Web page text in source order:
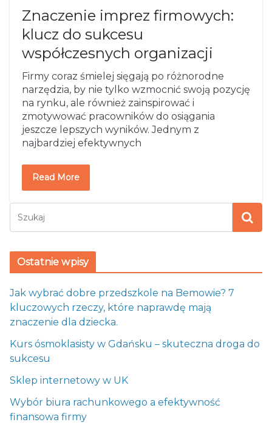
Znaczenie imprez firmowych:
klucz do sukcesu
współczesnych organizacji
Firmy coraz śmielej sięgają po różnorodne
narzędzia, by nie tylko wzmocnić swoją pozycję
na rynku, ale również zainspirować i
zmotywować pracowników do osiągania
jeszcze lepszych wyników. Jednym z
najbardziej efektywnych
Read More
Ostatnie wpisy
Jak wybrać dobre przedszkole na Bemowie? 7
kluczowych rzeczy, które naprawdę mają
znaczenie dla dziecka.
Kurs ósmoklasisty w Gdańsku – skuteczna droga do
sukcesu
Sklep internetowy w UK
Wybór biura rachunkowego a efektywność
finansowa firmy